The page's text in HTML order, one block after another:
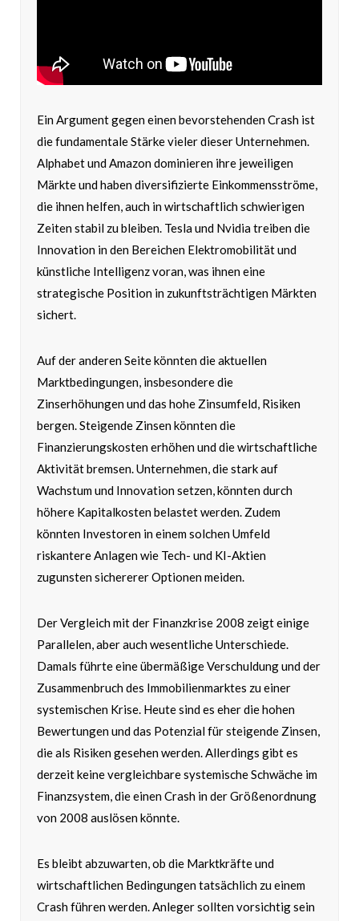
Ein Argument gegen einen bevorstehenden Crash ist
die fundamentale Stärke vieler dieser Unternehmen.
Alphabet und Amazon dominieren ihre jeweiligen
Märkte und haben diversifizierte Einkommensströme,
die ihnen helfen, auch in wirtschaftlich schwierigen
Zeiten stabil zu bleiben. Tesla und Nvidia treiben die
Innovation in den Bereichen Elektromobilität und
künstliche Intelligenz voran, was ihnen eine
strategische Position in zukunftsträchtigen Märkten
sichert.
Auf der anderen Seite könnten die aktuellen
Marktbedingungen, insbesondere die
Zinserhöhungen und das hohe Zinsumfeld, Risiken
bergen. Steigende Zinsen könnten die
Finanzierungskosten erhöhen und die wirtschaftliche
Aktivität bremsen. Unternehmen, die stark auf
Wachstum und Innovation setzen, könnten durch
höhere Kapitalkosten belastet werden. Zudem
könnten Investoren in einem solchen Umfeld
riskantere Anlagen wie Tech- und KI-Aktien
zugunsten sichererer Optionen meiden.
Der Vergleich mit der Finanzkrise 2008 zeigt einige
Parallelen, aber auch wesentliche Unterschiede.
Damals führte eine übermäßige Verschuldung und der
Zusammenbruch des Immobilienmarktes zu einer
systemischen Krise. Heute sind es eher die hohen
Bewertungen und das Potenzial für steigende Zinsen,
die als Risiken gesehen werden. Allerdings gibt es
derzeit keine vergleichbare systemische Schwäche im
Finanzsystem, die einen Crash in der Größenordnung
von 2008 auslösen könnte.
Es bleibt abzuwarten, ob die Marktkräfte und
wirtschaftlichen Bedingungen tatsächlich zu einem
Crash führen werden. Anleger sollten vorsichtig sein